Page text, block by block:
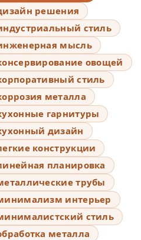
решения
стиль
мысль
овощей
стиль
металла
гарнитуры
дизайн
конструкции
планировка
трубы
интерьер
стиль
металла